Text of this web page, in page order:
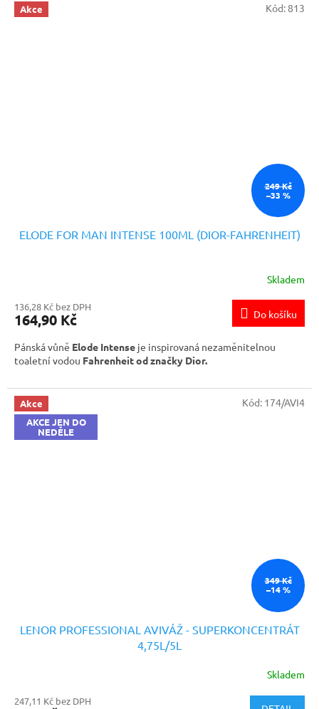
Akce
249 Kč
–33 %
ELODE FOR MAN INTENSE 100ML (DIOR-FAHRENHEIT)
Skladem
136,28 Kč bez DPH
164,90 Kč Do košíku
Pánská vůně Elode Intense je inspirovaná nezaměnitelnou
toaletní vodou Fahrenheit od značky Dior.
Kód:813
Akce
AKCE JEN DO
NEDĚLE
349 Kč
–14 %
LENOR PROFESSIONAL AVIVÁŽ - SUPERKONCENTRÁT
4,75L/5L
Skladem
247,11 Kč bez DPH
Kód: 174/AVI4